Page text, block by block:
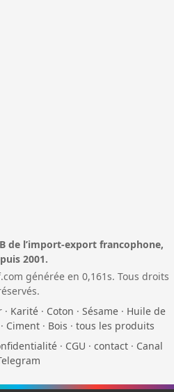
de l’import-export francophone,
2001.
générée en 0,161s. Tous droits
· Karité · Coton · Sésame · Huile de
Ciment· Bois · tous les produits
· CGU · contact · Canal